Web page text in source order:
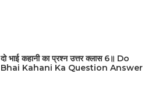
दो भाई कहानी का प्रश्न उत्तर क्लास 6॥ Do
Bhai Kahani Ka Question Answer